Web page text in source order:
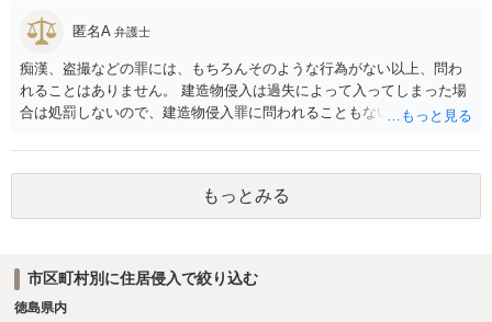
匿名A 弁護士
痴漢、盗撮などの罪には、もちろんそのような行為がない以上、問わ
れることはありません。 建造物侵入は過失によって入ってしまった場
合は処罰しないので、建造物侵入罪に問われることもないでしょう。
れることもないでしょうし、そのまま帰された以上おそらく立件もさ
れず取り調べもないと思います。
もっとみる
市区町村別に住居侵入で絞り込む
徳島県内